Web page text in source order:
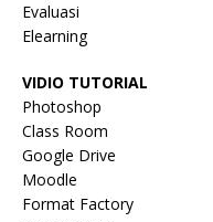
Evaluasi
Elearning
VIDIO TUTORIAL
Photoshop
Class Room
Google Drive
Moodle
Format Factory